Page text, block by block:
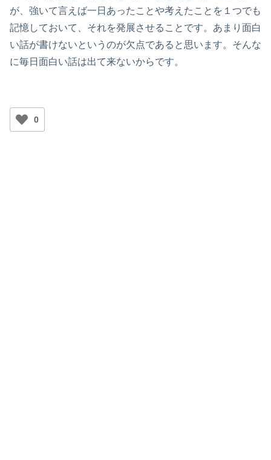
が、強いて言えば一日あったことや考えたことを１つでも
記憶しておいて、それを発展させることです。あまり面白
い話が書けないというのが欠点であると思います。そんな
に毎日面白い話は出て来ないからです。
0